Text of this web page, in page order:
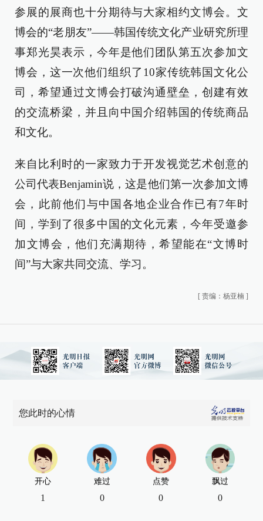
参展的展商也十分期待与大家相约文博会。文
博会的“老朋友”——韩国传统文化产业研究所理
事郑光昊表示，今年是他们团队第五次参加文
博会，这一次他们组织了10家传统韩国文化公
司，希望通过文博会打破沟通壁垒，创建有效
的交流桥梁，并且向中国介绍韩国的传统商品
和文化。
来自比利时的一家致力于开发视觉艺术创意的
公司代表Benjamin说，这是他们第一次参加文博
会，此前他们与中国各地企业合作已有7年时
间，学到了很多中国的文化元素，今年受邀参
加文博会，他们充满期待，希望能在“文博时
间”与大家共同交流、学习。
[ 责编：杨亚楠 ]
您此时的心情
开心
1
难过
0
点赞
0
飘过
0